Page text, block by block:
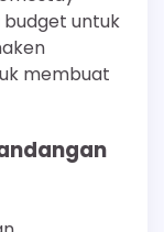
budget untuk
membuat